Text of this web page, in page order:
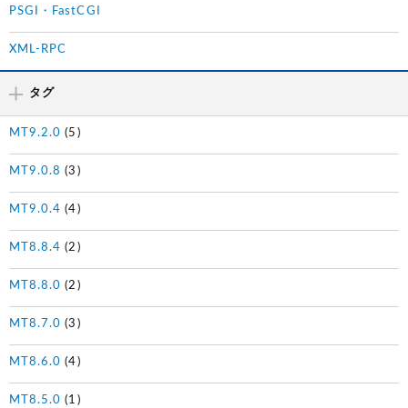
PSGI・FastCGI
XML-RPC
タグ
MT9.2.0 (5)
MT9.0.8 (3)
MT9.0.4 (4)
MT8.8.4 (2)
MT8.8.0 (2)
MT8.7.0 (3)
MT8.6.0 (4)
MT8.5.0 (1)